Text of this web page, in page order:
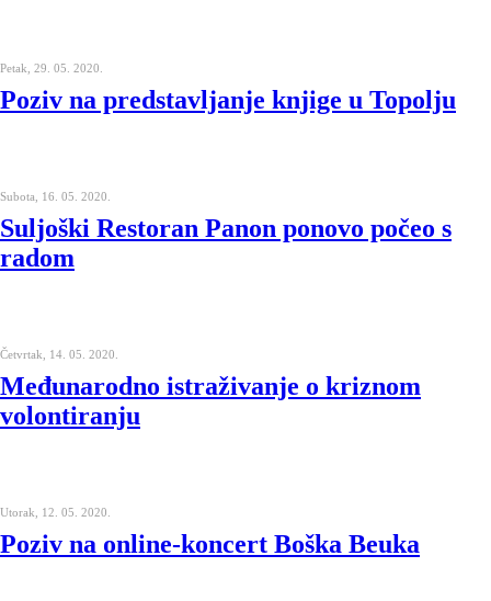
Petak, 29. 05. 2020.
Poziv na predstavljanje knjige u Topolju
Subota, 16. 05. 2020.
Suljoški Restoran Panon ponovo počeo s
radom
Četvrtak, 14. 05. 2020.
Međunarodno istraživanje o kriznom
volontiranju
Utorak, 12. 05. 2020.
Poziv na online-koncert Boška Beuka